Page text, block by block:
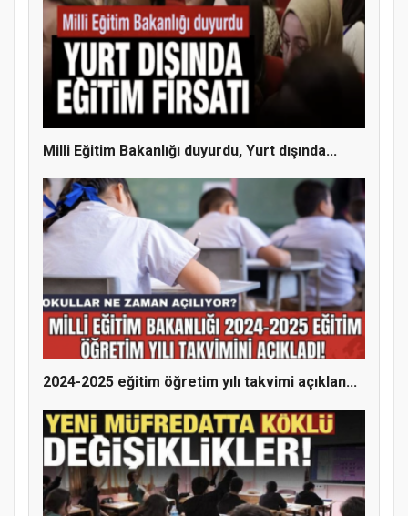
Doğanyol'da Temel Dini Bilgiler Sınavı
Gerçekleştirildi
Milli Eğitim Bakanlığı duyurdu, Yurt dışında...
2024-2025 eğitim öğretim yılı takvimi açıklan...